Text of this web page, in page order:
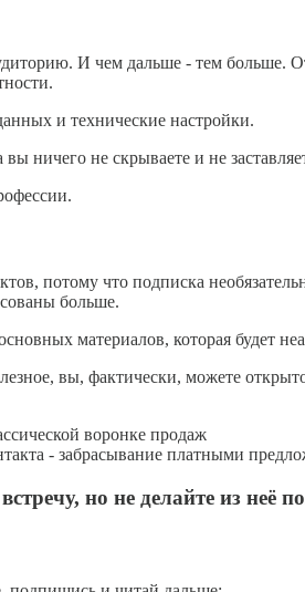
И чем дальше - тем больше.
и технические настройки.
ничего не скрываете и не
потому что подписка
больше.
материалов, которая будет
вы, фактически, можете
воронке продаж
- забрасывание платными
но не делайте из неё